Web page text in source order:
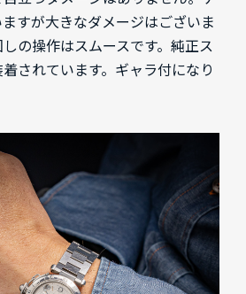
すが大きなダメージはございま
の操作はスムースです。純正ス
されています。ギャラ付になり